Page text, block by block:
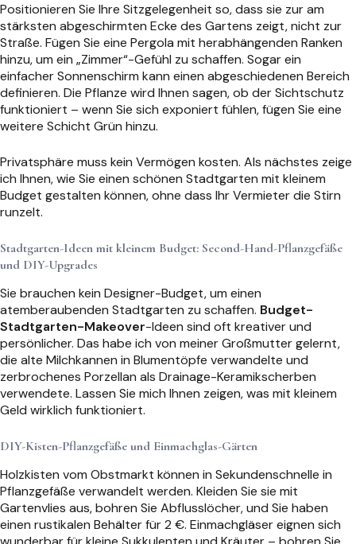
Positionieren Sie Ihre Sitzgelegenheit so, dass sie zur am
stärksten abgeschirmten Ecke des Gartens zeigt, nicht zur
Straße. Fügen Sie eine Pergola mit herabhängenden Ranken
hinzu, um ein „Zimmer“-Gefühl zu schaffen. Sogar ein
einfacher Sonnenschirm kann einen abgeschiedenen Bereich
definieren. Die Pflanze wird Ihnen sagen, ob der Sichtschutz
funktioniert – wenn Sie sich exponiert fühlen, fügen Sie eine
weitere Schicht Grün hinzu.
Privatsphäre muss kein Vermögen kosten. Als nächstes zeige
ich Ihnen, wie Sie einen schönen Stadtgarten mit kleinem
Budget gestalten können, ohne dass Ihr Vermieter die Stirn
runzelt.
Stadtgarten-Ideen mit kleinem Budget: Second-Hand-Pflanzgefäße
und DIY-Upgrades
Sie brauchen kein Designer-Budget, um einen
atemberaubenden Stadtgarten zu schaffen. Budget-
Stadtgarten-Makeover-Ideen sind oft kreativer und
persönlicher. Das habe ich von meiner Großmutter gelernt,
die alte Milchkannen in Blumentöpfe verwandelte und
zerbrochenes Porzellan als Drainage-Keramikscherben
verwendete. Lassen Sie mich Ihnen zeigen, was mit kleinem
Geld wirklich funktioniert.
DIY-Kisten-Pflanzgefäße und Einmachglas-Gärten
Holzkisten vom Obstmarkt können in Sekundenschnelle in
Pflanzgefäße verwandelt werden. Kleiden Sie sie mit
Gartenvlies aus, bohren Sie Abflusslöcher, und Sie haben
einen rustikalen Behälter für 2 €. Einmachgläser eignen sich